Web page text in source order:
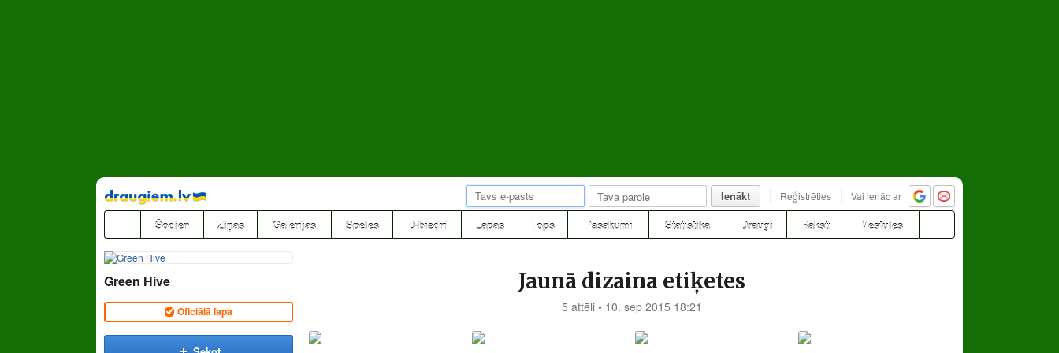
Pāriet
uz
saturu
Ienākt Reģistrēties Vai ienāc ar
Šodien Ziņas Galerijas Spēles D-biedri Lapas Tops Pasākumi Statistika Draugi Raksti Vēstules
Green Hive
Oficiālā lapa
Jaunā dizaina etiķetes
5 attēli • 10. sep 2015 18:21